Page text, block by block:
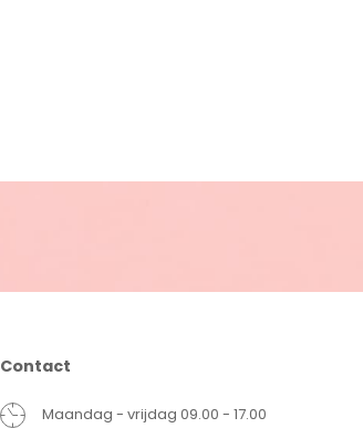
Contact
Maandag - vrijdag 09.00 - 17.00